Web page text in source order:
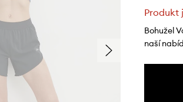
Produkt
Bohužel
naší